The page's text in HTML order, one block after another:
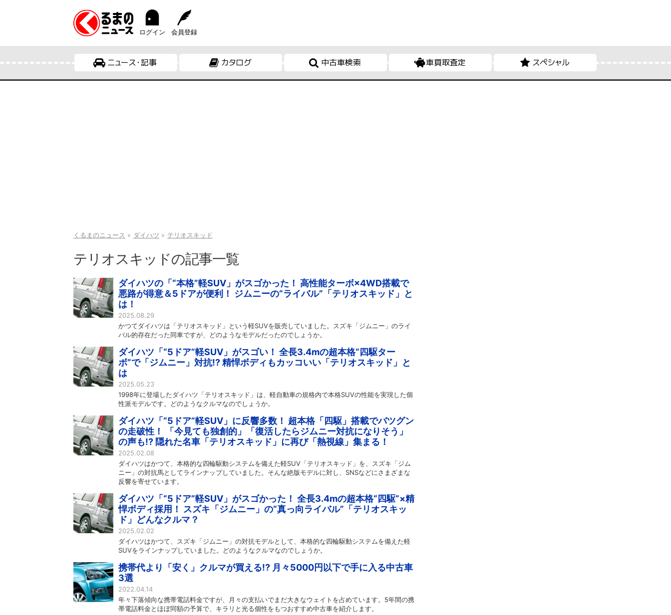
ログイン 会員登録
ニュース・記事 カタログ 中古車検索 車買取査定 スペシャル
くるまのニュース ダイハツ テリオスキッド
テリオスキッドの記事一覧
ダイハツの「“本格”軽SUV」がスゴかった！ 高性能ターボ×4WD搭載で
悪路が得意＆5ドアが便利！ ジムニーの“ライバル”「テリオスキッド」と
は！
2025.08.29
かつてダイハツは「テリオスキッド」という軽SUVを販売していました。スズキ「ジムニー」のライ
バル的存在だった同車ですが、どのようなモデルだったのでしょうか。
ダイハツ「“5ドア”軽SUV」がスゴい！ 全長3.4mの超本格“四駆ター
ボ”で「ジムニー」対抗!? 精悍ボディもカッコいい「テリオスキッド」と
は
2025.05.23
1998年に登場したダイハツ「テリオスキッド」は、軽自動車の規格内で本格SUVの性能を実現した個
性派モデルです。どのようなクルマなのでしょうか。
ダイハツ「“5ドア”軽SUV」に反響多数！ 超本格「四駆」搭載でバツグン
の走破性！ 「今見ても独創的」「復活したらジムニー対抗になりそう」
の声も!? 隠れた名車「テリオスキッド」に再び「熱視線」集まる！
2025.02.08
ダイハツはかつて、本格的な四輪駆動システムを備えた軽SUV「テリオスキッド」を、スズキ「ジム
ニー」の対抗馬としてラインナップしていました。そんな絶版モデルに対し、SNSなどにさまざまな
反響を寄せています。
ダイハツ「“5ドア”軽SUV」がスゴかった！ 全長3.4mの超本格“四駆”×精
悍ボディ採用！ スズキ「ジムニー」の“真っ向ライバル”「テリオスキッ
ド」どんなクルマ？
2025.02.02
ダイハツはかつて、スズキ「ジムニー」の対抗モデルとして、本格的な四輪駆動システムを備えた軽
SUVをラインナップしていました。どのようなクルマなのでしょうか。
携帯代より「安く」クルマが買える!? 月々5000円以下で手に入る中古車
3選
2022.04.14
年々下落傾向な携帯電話料金ですが、月々の支払いでまだ大きなウェイトを占めています。5年間の携
帯電話料金とほぼ同額の予算で、キラリと光る個性をもつおすすめ中古車を紹介します。